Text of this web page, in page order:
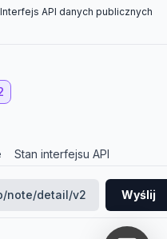
API danych publicznych
Stan interfejsu API
note/detail/v2 Wyślij